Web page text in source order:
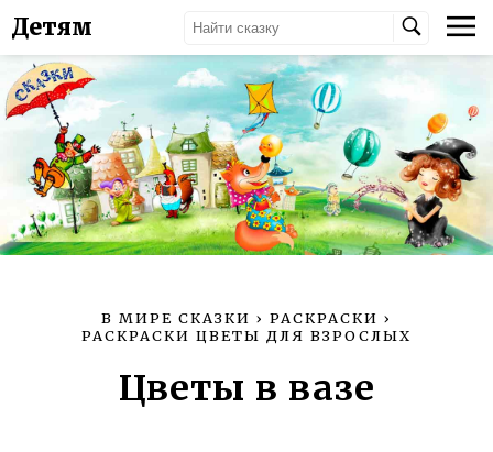
Детям
В МИРЕ СКАЗКИ › РАСКРАСКИ ›
РАСКРАСКИ ЦВЕТЫ ДЛЯ ВЗРОСЛЫХ
Цветы в вазе